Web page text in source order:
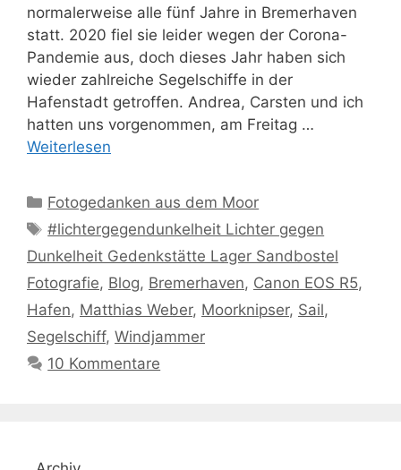
normalerweise alle fünf Jahre in Bremerhaven
statt. 2020 fiel sie leider wegen der Corona-
Pandemie aus, doch dieses Jahr haben sich
wieder zahlreiche Segelschiffe in der
Hafenstadt getroffen. Andrea, Carsten und ich
hatten uns vorgenommen, am Freitag …
Weiterlesen
Kategorien
Fotogedanken aus dem Moor
Schlagwörter
#lichtergegendunkelheit Lichter gegen
Dunkelheit Gedenkstätte Lager Sandbostel
Fotografie, Blog, Bremerhaven, Canon EOS R5,
Hafen, Matthias Weber, Moorknipser, Sail,
Segelschiff, Windjammer
10 Kommentare